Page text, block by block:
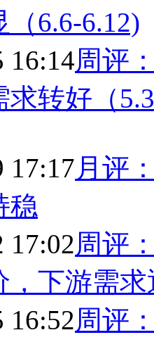
6.6-6.12)
16:14周评
求转好（
17:17月评
稳
17:02周评
，下游需
16:52周评